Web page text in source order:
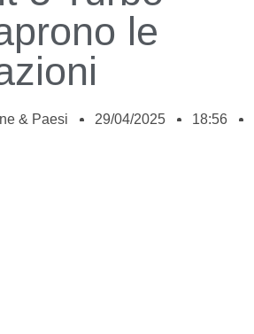
le
& Paesi 29/04/2025
18:56